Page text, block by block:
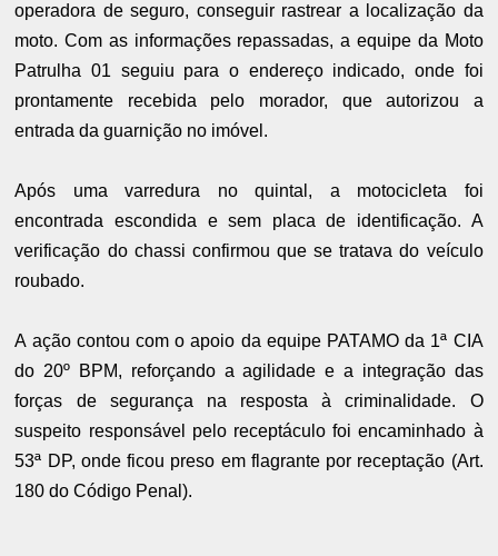
operadora de seguro, conseguir rastrear a localização da
moto. Com as informações repassadas, a equipe da Moto
Patrulha 01 seguiu para o endereço indicado, onde foi
prontamente recebida pelo morador, que autorizou a
entrada da guarnição no imóvel.
Após uma varredura no quintal, a motocicleta foi
encontrada escondida e sem placa de identificação. A
verificação do chassi confirmou que se tratava do veículo
roubado.
A ação contou com o apoio da equipe PATAMO da 1ª CIA
do 20º BPM, reforçando a agilidade e a integração das
forças de segurança na resposta à criminalidade. O
suspeito responsável pelo receptáculo foi encaminhado à
53ª DP, onde ficou preso em flagrante por receptação (Art.
180 do Código Penal).